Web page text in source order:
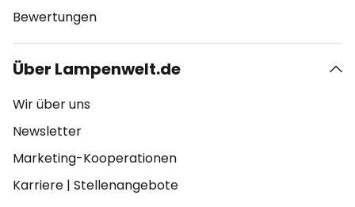
Bewertungen
Über Lampenwelt.de
Wir über uns
Newsletter
Marketing-Kooperationen
Karriere | Stellenangebote